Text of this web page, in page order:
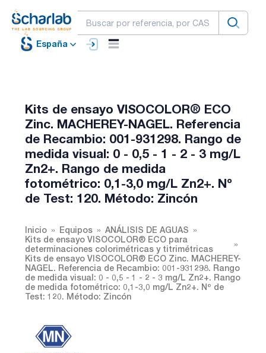
España
Kits de ensayo VISOCOLOR® ECO
Zinc. MACHEREY-NAGEL. Referencia
de Recambio: 001-931298. Rango de
medida visual: 0 - 0,5 - 1 - 2 - 3 mg/L
Zn2+. Rango de medida
fotométrico: 0,1-3,0 mg/L Zn2+. Nº
de Test: 120. Método: Zincón
Inicio Equipos
ANÁLISIS DE AGUAS
Kits de ensayo VISOCOLOR® ECO para
determinaciones colorimétricas y titrimétricas
Kits de ensayo VISOCOLOR® ECO Zinc. MACHEREY-
NAGEL. Referencia de Recambio: 001-931298. Rango
de medida visual: 0 - 0,5 - 1 - 2 - 3 mg/L Zn2+. Rango
de medida fotométrico: 0,1-3,0 mg/L Zn2+. Nº de
Test: 120. Método: Zincón